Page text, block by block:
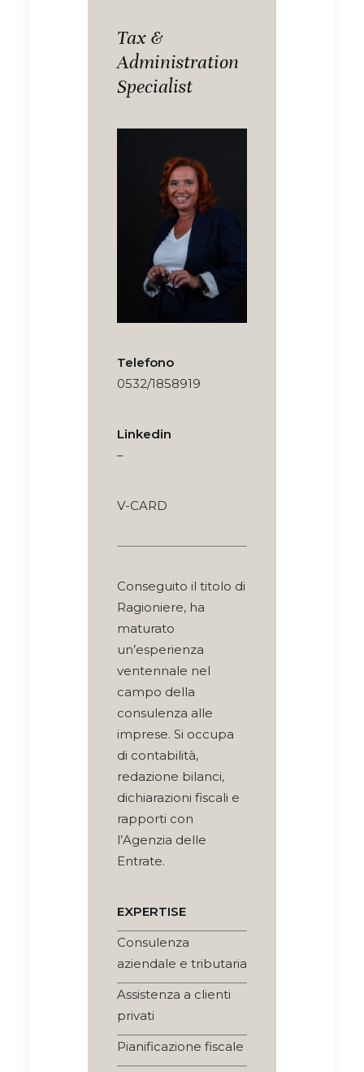
Tax &
Administration
Specialist
Telefono
0532/1858919
Linkedin
–
V-CARD
Conseguito il titolo di
Ragioniere, ha
maturato
un’esperienza
ventennale nel
campo della
consulenza alle
imprese. Si occupa
di contabilità,
redazione bilanci,
dichiarazioni fiscali e
rapporti con
l’Agenzia delle
Entrate.
EXPERTISE
Consulenza
aziendale e tributaria
Assistenza a clienti
privati
Pianificazione fiscale